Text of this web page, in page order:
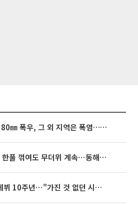
동해안은 시간당 80㎜ 폭우, 그 외 지역은 폭염…‘극과 극 날씨’
[내일 날씨] 폭염 한풀 꺾여도 무더위 계속⋯동해안 이틀 연속 비
임영웅, 어느덧 데뷔 10주년⋯"가진 것 없던 시절, 내 앞엔 20명의 팬뿐"